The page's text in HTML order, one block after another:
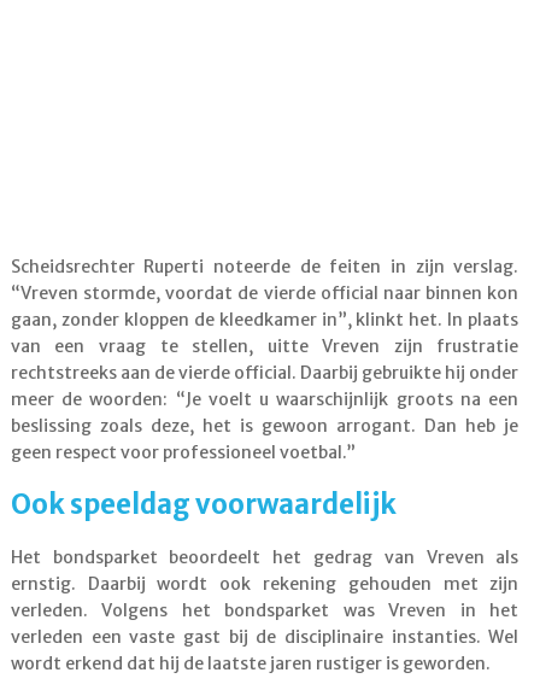
Scheidsrechter Ruperti noteerde de feiten in zijn verslag.
“Vreven stormde, voordat de vierde official naar binnen kon
gaan, zonder kloppen de kleedkamer in”, klinkt het. In plaats
van een vraag te stellen, uitte Vreven zijn frustratie
rechtstreeks aan de vierde official. Daarbij gebruikte hij onder
meer de woorden: “Je voelt u waarschijnlijk groots na een
beslissing zoals deze, het is gewoon arrogant. Dan heb je
geen respect voor professioneel voetbal.”
Ook speeldag voorwaardelijk
Het bondsparket beoordeelt het gedrag van Vreven als
ernstig. Daarbij wordt ook rekening gehouden met zijn
verleden. Volgens het bondsparket was Vreven in het
verleden een vaste gast bij de disciplinaire instanties. Wel
wordt erkend dat hij de laatste jaren rustiger is geworden.